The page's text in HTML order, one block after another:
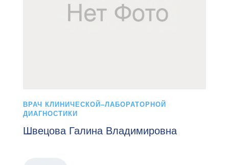
ВРАЧ КЛИНИЧЕСКОЙ–ЛАБОРАТОРНОЙ
ДИАГНОСТИКИ
Швецова Галина Владимировна